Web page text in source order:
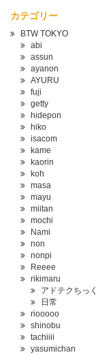
カテゴリー
BTW TOKYO
abi
assun
ayanon
AYURU
fuji
getty
hidepon
hiko
isacom
kame
kaorin
koh
masa
mayu
miitan
mochi
Nami
non
nonpi
Reeee
rikimaru
アドテクちっく
日常
riooooo
shinobu
tachiiii
yasumichan